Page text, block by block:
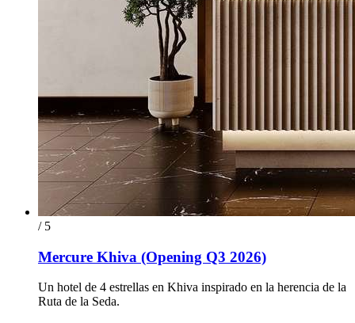
/ 5
Mercure Khiva (Opening Q3 2026)
Un hotel de 4 estrellas en Khiva inspirado en la herencia de la
Ruta de la Seda.